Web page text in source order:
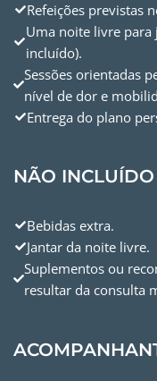
Refeições previstas
Uma noite livre para
incluído).
Sessões orientadas
nível de dor e
Entrega do plano
NÃO INCLUÍDO
Bebidas extra.
Jantar da noite livre.
Suplementos ou
resultar da consulta